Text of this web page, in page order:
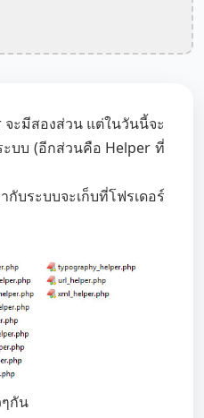
ะมีสองส่วน แต่ในวันนี้จะ
บบ (อีกส่วนคือ Helper ที่
บบจะเก็บที่โฟรเดอร์
ๆกัน